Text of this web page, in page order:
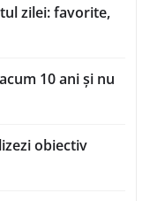
zilei: favorite,
10 ani și nu
obiectiv